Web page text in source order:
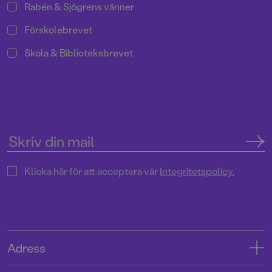
Rabén & Sjögrens vänner
Förskolebrevet
Skola & Biblioteksbrevet
Klicka här för att acceptera vårIntegritetspolicy.
Adress